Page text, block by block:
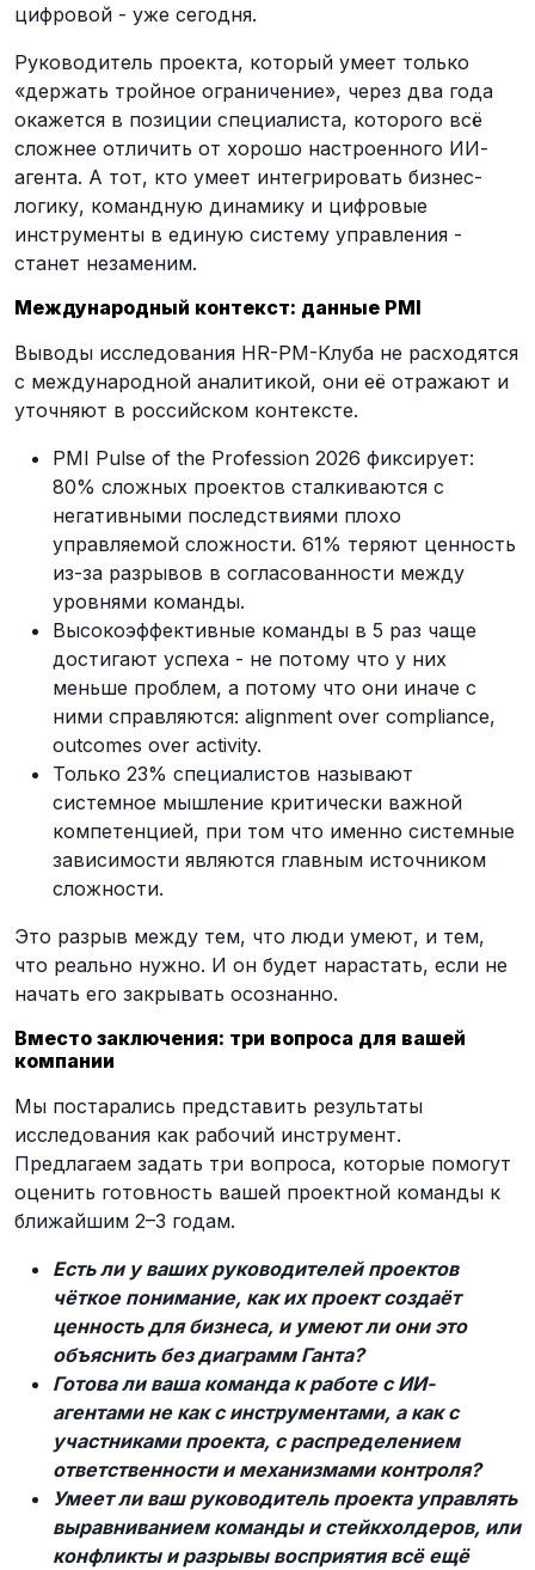
цифровой - уже сегодня.
Руководитель проекта, который умеет только
«держать тройное ограничение», через два года
окажется в позиции специалиста, которого всё
сложнее отличить от хорошо настроенного ИИ-
агента. А тот, кто умеет интегрировать бизнес-
логику, командную динамику и цифровые
инструменты в единую систему управления -
станет незаменим.
Международный контекст: данные PMI
Выводы исследования HR-PM-Клуба не расходятся
с международной аналитикой, они её отражают и
уточняют в российском контексте.
PMI Pulse of the Profession 2026 фиксирует:
80% сложных проектов сталкиваются с
негативными последствиями плохо
управляемой сложности. 61% теряют ценность
из-за разрывов в согласованности между
уровнями команды.
Высокоэффективные команды в 5 раз чаще
достигают успеха - не потому что у них
меньше проблем, а потому что они иначе с
ними справляются: alignment over compliance,
outcomes over activity.
Только 23% специалистов называют
системное мышление критически важной
компетенцией, при том что именно системные
зависимости являются главным источником
сложности.
Это разрыв между тем, что люди умеют, и тем,
что реально нужно. И он будет нарастать, если не
начать его закрывать осознанно.
Вместо заключения: три вопроса для вашей
компании
Мы постарались представить результаты
исследования как рабочий инструмент.
Предлагаем задать три вопроса, которые помогут
оценить готовность вашей проектной команды к
ближайшим 2–3 годам.
Есть ли у ваших руководителей проектов
чёткое понимание, как их проект создаёт
ценность для бизнеса, и умеют ли они это
объяснить без диаграмм Ганта?
Готова ли ваша команда к работе с ИИ-
агентами не как с инструментами, а как с
участниками проекта, с распределением
ответственности и механизмами контроля?
Умеет ли ваш руководитель проекта управлять
выравниванием команды и стейкхолдеров, или
конфликты и разрывы восприятия всё ещё